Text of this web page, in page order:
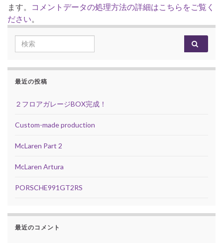
ます。
コメントデータの処理方法の詳細はこちらをご覧く
ださい
Search for:
最近の投稿
２フロアガレージBOX完成！
Custom-made production
McLaren Part 2
McLaren Artura
PORSCHE991GT2RS
最近のコメント